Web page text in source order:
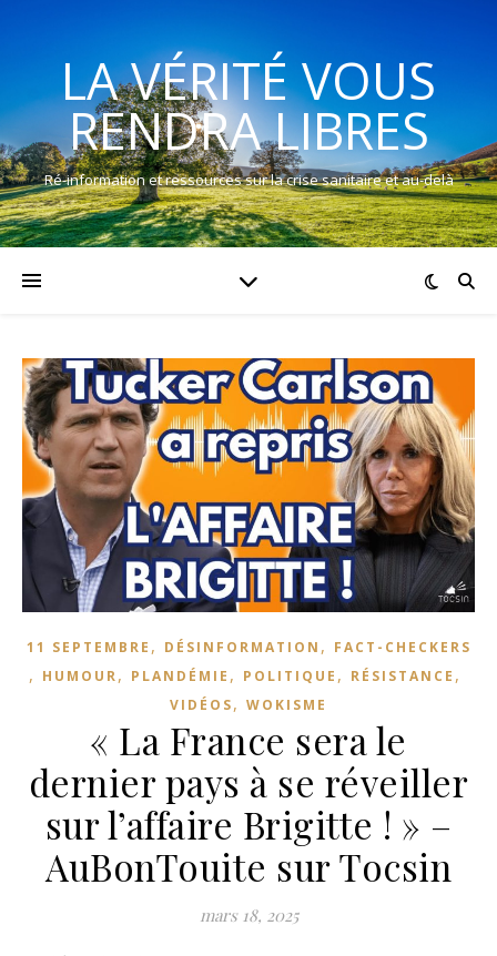
LA VÉRITÉ VOUS
RENDRA LIBRES
Ré-information et ressources sur la crise sanitaire et au-delà
11 SEPTEMBRE , DÉSINFORMATION , FACT-CHECKERS
, HUMOUR, PLANDÉMIE , POLITIQUE , RÉSISTANCE ,
VIDÉOS, WOKISME
« La France sera le
dernier pays à se réveiller
sur l’affaire Brigitte ! » –
AuBonTouite sur Tocsin
mars 18, 2025